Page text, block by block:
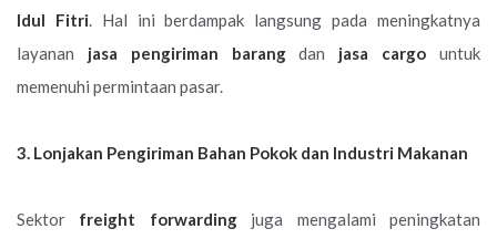
Idul Fitri. Hal ini berdampak langsung pada meningkatnya
layanan jasa pengiriman barangdan jasa cargo untuk
memenuhi permintaan pasar.
3. Lonjakan Pengiriman Bahan Pokok dan Industri Makanan
Sektor freight forwardingjuga mengalami peningkatan